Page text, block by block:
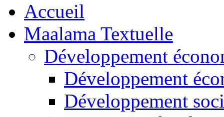
Accueil
Maalama Textuelle
Développement
Développement
Développement